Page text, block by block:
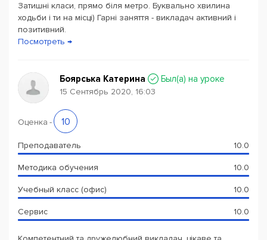
Затишні класи, прямо біля метро. Буквально хвилина
ходьби і ти на місці) Гарні заняття - викладач активний і
позитивний.
Посмотреть →
Боярська Катерина Был(a) на уроке
15 Сентябрь 2020, 16:03
Оценка - 10
Преподаватель 10.0
Методика обучения 10.0
Учебный класс (офис) 10.0
Сервис 10.0